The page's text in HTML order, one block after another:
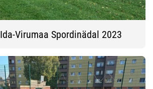
Ida-Virumaa Spordinädal 2023